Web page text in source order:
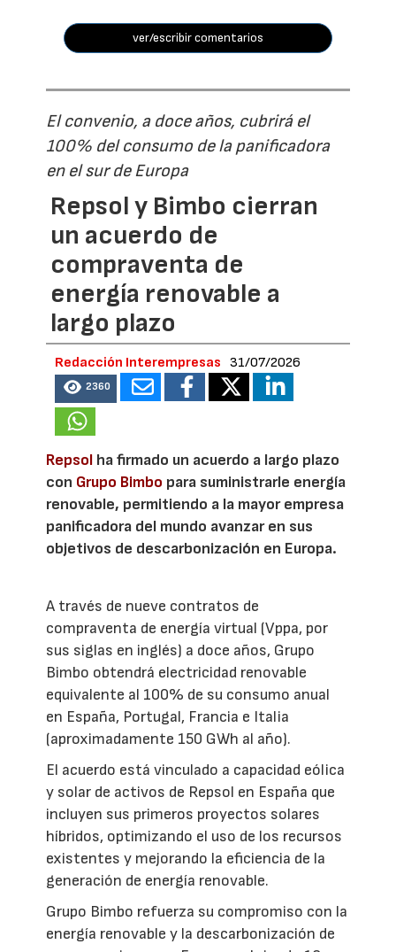
ver/escribir comentarios
El convenio, a doce años, cubrirá el
100% del consumo de la panificadora
en el sur de Europa
Repsol y Bimbo cierran
un acuerdo de
compraventa de
energía renovable a
largo plazo
Redacción Interempresas 31/07/2026
2360
Repsol ha firmado un acuerdo a largo plazo
con Grupo Bimbo para suministrarle energía
renovable, permitiendo a la mayor empresa
panificadora del mundo avanzar en sus
objetivos de descarbonización en Europa.
A través de nueve contratos de
compraventa de energía virtual (Vppa, por
sus siglas en inglés) a doce años, Grupo
Bimbo obtendrá electricidad renovable
equivalente al 100% de su consumo anual
en España, Portugal, Francia e Italia
(aproximadamente 150 GWh al año).
El acuerdo está vinculado a capacidad eólica
y solar de activos de Repsol en España que
incluyen sus primeros proyectos solares
híbridos, optimizando el uso de los recursos
existentes y mejorando la eficiencia de la
generación de energía renovable.
Grupo Bimbo refuerza su compromiso con la
energía renovable y la descarbonización de